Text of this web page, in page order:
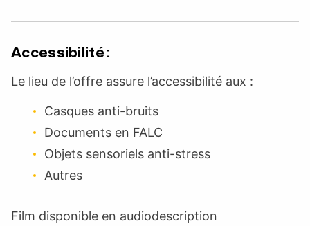
Accessibilité :
Le lieu de l’offre assure l’accessibilité aux :
Casques anti-bruits
Documents en FALC
Objets sensoriels anti-stress
Autres
Film disponible en audiodescription